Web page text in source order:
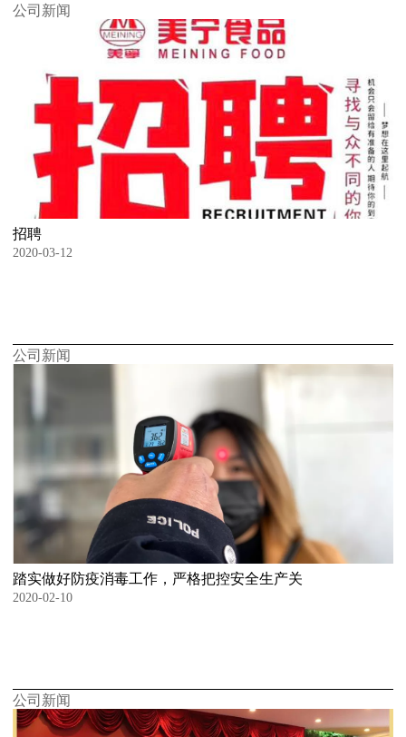
公司新闻
招聘
2020-03-12
公司新闻
踏实做好防疫消毒工作，严格把控安全生产关
2020-02-10
公司新闻